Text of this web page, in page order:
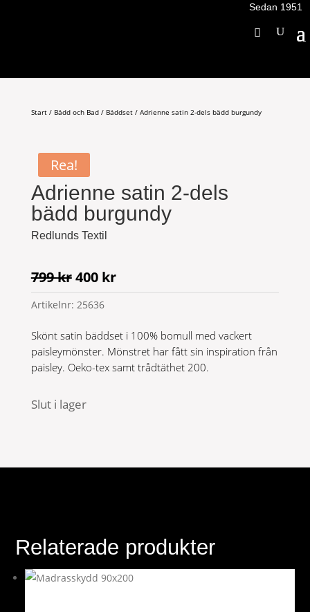
Sedan 1951
Start/ Bädd och Bad/ Bäddset/ Adrienne satin 2-dels bädd burgundy
Rea!
Adrienne satin 2-dels
bädd burgundy
Redlunds Textil
799krDet
ursprungliga
priset
799 kr.
400 krDet
nuvarande
400 kr.
Artikelnr: 25636
Skönt satin bäddset i 100% bomull med vackert
paisleymönster. Mönstret har fått sin inspiration från
paisley. Oeko-tex samt trådtäthet 200.
Slut i lager
Relaterade produkter